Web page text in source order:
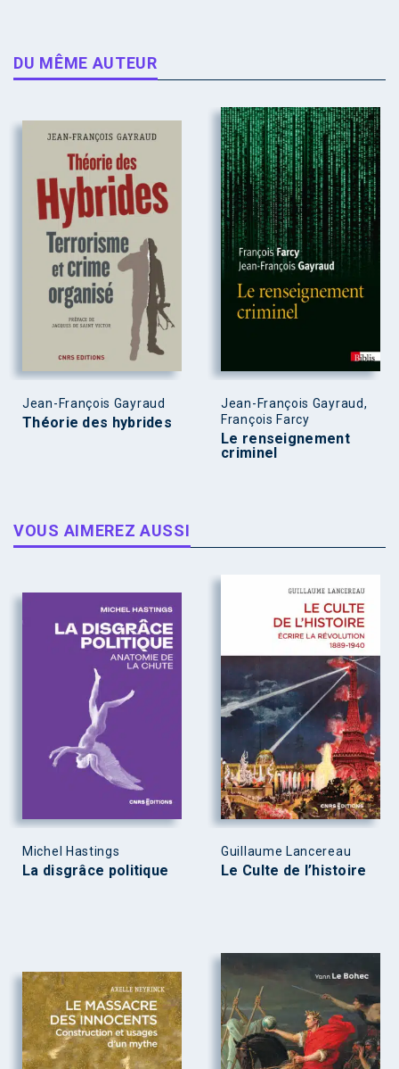
DU MÊME AUTEUR
Jean-François Gayraud
Théorie des hybrides
Jean-François Gayraud,
François Farcy
Le renseignement
criminel
VOUS AIMEREZ AUSSI
Michel Hastings
La disgrâce politique
Guillaume Lancereau
Le Culte de l’histoire